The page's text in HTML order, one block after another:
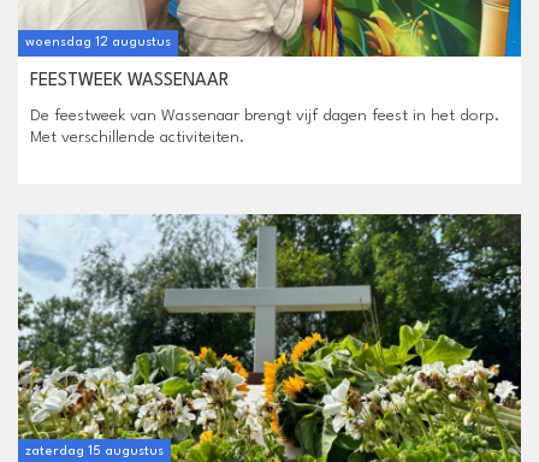
woensdag 12 augustus
FEESTWEEK WASSENAAR
De feestweek van Wassenaar brengt vijf dagen feest in het dorp.
Met verschillende activiteiten.
zaterdag 15 augustus